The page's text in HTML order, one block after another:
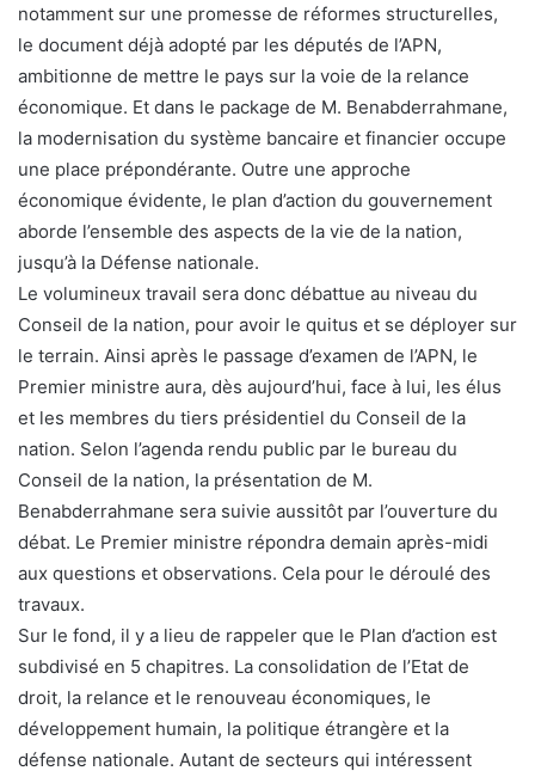
notamment sur une promesse de réformes structurelles,
le document déjà adopté par les députés de l’APN,
ambitionne de mettre le pays sur la voie de la relance
économique. Et dans le package de M. Benabderrahmane,
la modernisation du système bancaire et financier occupe
une place prépondérante. Outre une approche
économique évidente, le plan d’action du gouvernement
aborde l’ensemble des aspects de la vie de la nation,
jusqu’à la Défense nationale.
Le volumineux travail sera donc débattue au niveau du
Conseil de la nation, pour avoir le quitus et se déployer sur
le terrain. Ainsi après le passage d’examen de l’APN, le
Premier ministre aura, dès aujourd’hui, face à lui, les élus
et les membres du tiers présidentiel du Conseil de la
nation. Selon l’agenda rendu public par le bureau du
Conseil de la nation, la présentation de M.
Benabderrahmane sera suivie aussitôt par l’ouverture du
débat. Le Premier ministre répondra demain après-midi
aux questions et observations. Cela pour le déroulé des
travaux.
Sur le fond, il y a lieu de rappeler que le Plan d’action est
subdivisé en 5 chapitres. La consolidation de l’Etat de
droit, la relance et le renouveau économiques, le
développement humain, la politique étrangère et la
défense nationale. Autant de secteurs qui intéressent